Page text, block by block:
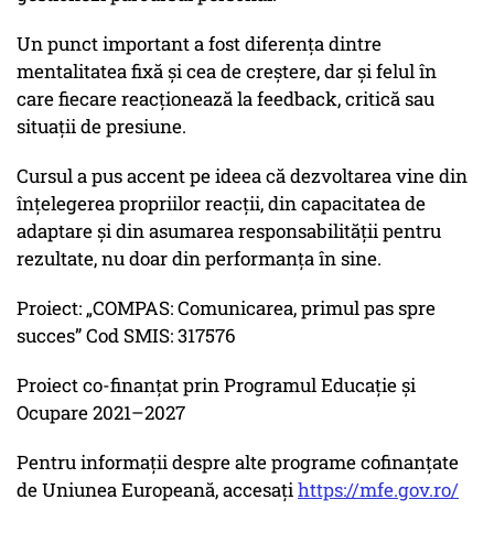
Un punct important a fost diferența dintre
mentalitatea fixă și cea de creștere, dar și felul în
care fiecare reacționează la feedback, critică sau
situații de presiune.
Cursul a pus accent pe ideea că dezvoltarea vine din
înțelegerea propriilor reacții, din capacitatea de
adaptare și din asumarea responsabilității pentru
rezultate, nu doar din performanța în sine.
Proiect: „COMPAS: Comunicarea, primul pas spre
succes” Cod SMIS: 317576
Proiect co-finanțat prin Programul Educație și
Ocupare 2021–2027
Pentru informații despre alte programe cofinanțate
de Uniunea Europeană, accesațihttps://mfe.gov.ro/